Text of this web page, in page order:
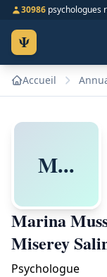
30986 psychologues
Ψ
Accueil
M...
Marina
Miserey
Psychologue